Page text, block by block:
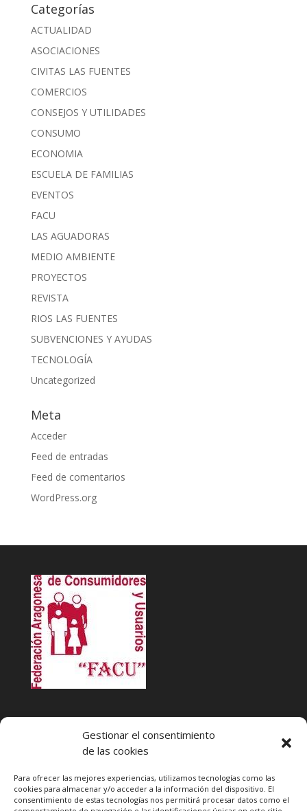
Gestionar el consentimiento
de las cookies
Para ofrecer las mejores experiencias, utilizamos tecnologías como las
cookies para almacenar y/o acceder a la información del dispositivo. El
consentimiento de estas tecnologías nos permitirá procesar datos como el
Categorías
ACTUALIDAD
ASOCIACIONES
CIVITAS LAS FUENTES
COMERCIOS
CONSEJOS Y UTILIDADES
CONSUMO
ECONOMIA
ESCUELA DE FAMILIAS
EVENTOS
FACU
LAS AGUADORAS
MEDIO AMBIENTE
PROYECTOS
REVISTA
RIOS LAS FUENTES
SUBVENCIONES Y AYUDAS
TECNOLOGÍA
Uncategorized
Meta
Acceder
Feed de entradas
Feed de comentarios
WordPress.org
MARTES Y JUEVES de17:00 a 20 horas
Teléfono de contacto976 13 47 92